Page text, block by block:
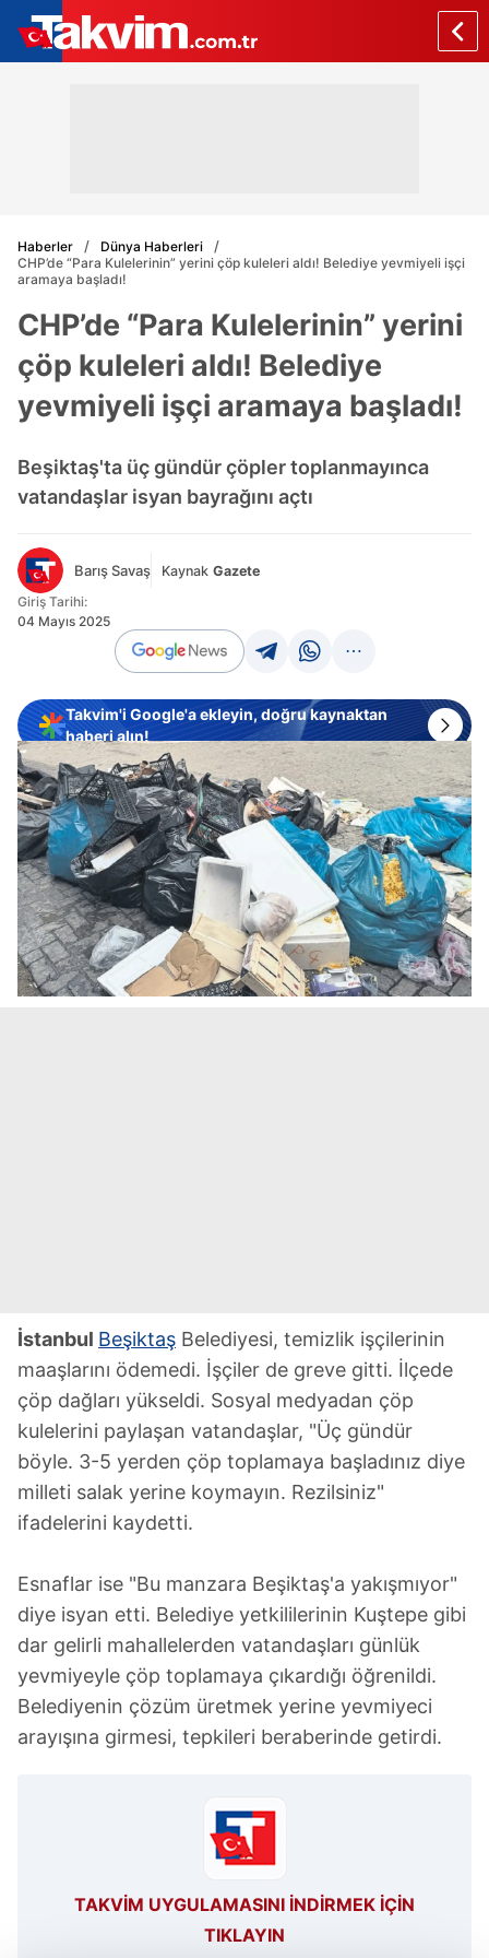
Haberler
Dünya Haberleri
CHP’de “Para Kulelerinin” yerini çöp kuleleri aldı! Belediye yevmiyeli işçi
aramaya başladı!
CHP’de “Para Kulelerinin” yerini
çöp kuleleri aldı! Belediye
yevmiyeli işçi aramaya başladı!
Beşiktaş'ta üç gündür çöpler toplanmayınca
vatandaşlar isyan bayrağını açtı
Barış Savaş Kaynak Gazete
Giriş Tarihi:
04 Mayıs 2025
Takvim'i Google'a ekleyin, doğru kaynaktan
haberi alın!
İstanbul Beşiktaş Belediyesi, temizlik işçilerinin
maaşlarını ödemedi. İşçiler de greve gitti. İlçede
çöp dağları yükseldi. Sosyal medyadan çöp
kulelerini paylaşan vatandaşlar, "Üç gündür
böyle. 3-5 yerden çöp toplamaya başladınız diye
milleti salak yerine koymayın. Rezilsiniz"
ifadelerini kaydetti.
Esnaflar ise "Bu manzara Beşiktaş'a yakışmıyor"
diye isyan etti. Belediye yetkililerinin Kuştepe gibi
dar gelirli mahallelerden vatandaşları günlük
yevmiyeyle çöp toplamaya çıkardığı öğrenildi.
Belediyenin çözüm üretmek yerine yevmiyeci
arayışına girmesi, tepkileri beraberinde getirdi.
TAKVİM UYGULAMASINI İNDİRMEK İÇİN
TIKLAYIN